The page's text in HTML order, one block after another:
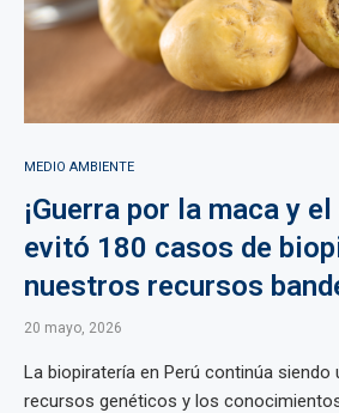
MEDIO AMBIENTE
¡Guerra por la maca y
evitó 180 casos de
nuestros recursos
20 mayo, 2026
La biopiratería en Perú continúa siendo
recursos genéticos y los